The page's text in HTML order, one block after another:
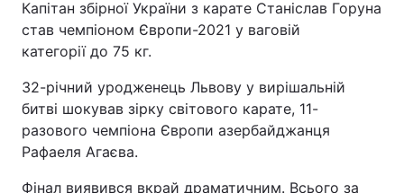
Україна Політика
Економіка
Наука
Техно і зв'язок
Капітан збірної України з карате Станіслав Горуна
став чемпіоном Європи-2021 у ваговій
категорії до 75 кг.
32-річний уродженець Львову у вирішальній
битві шокував зірку світового карате, 11-
разового чемпіона Європи азербайджанця
Рафаеля Агаєва.
Фінал виявився вкрай драматичним. Всього за